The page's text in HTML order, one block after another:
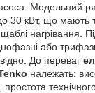
Модельний
30 кВт, що мають
нагрівання.
або
До переваг
належать:
простота